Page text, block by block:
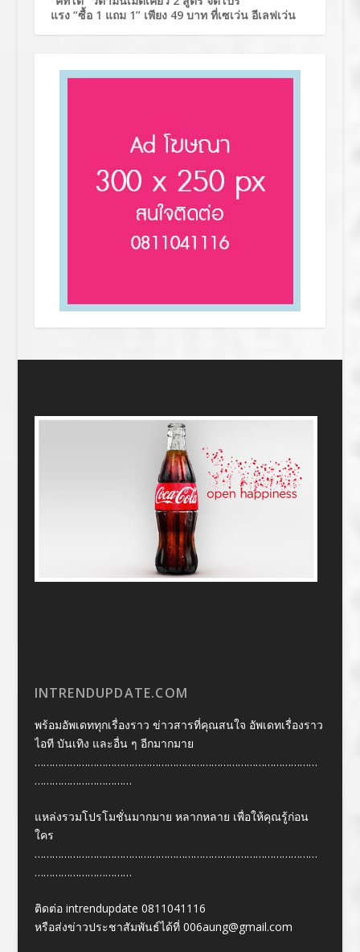
แรง “ซื้อ 1 แถม 1” เพียง 49 บาท ที่เซเว่น อีเลฟเว่น
INTRENDUPDATE.COM
พร้อมอัพเดททุกเรื่องราว ข่าวสารที่คุณสนใจ อัพเดทเรื่องราว
ไอที บันเทิง และอื่น ๆ อีกมากมาย
……………………………………………………………………………………
……………………………
แหล่งรวมโปรโมชั่นมากมาย หลากหลาย เพื่อให้คุณรู้ก่อน
ใคร
……………………………………………………………………………………
……………………………
ติดต่อ intrendupdate 0811041116
หรือส่งข่าวประชาสัมพันธ์ได้ที่ 006aung@gmail.com